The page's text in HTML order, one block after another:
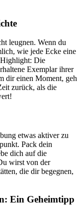
leugnen. Wenn du
wie jede Ecke eine
Highlight: Die
Exemplar ihrer
dir einen Moment, geh
zurück, als die
etwas aktiver zu
Pack dein
dich auf die
wirst von der
die dir begegnen,
Ein Geheimtipp